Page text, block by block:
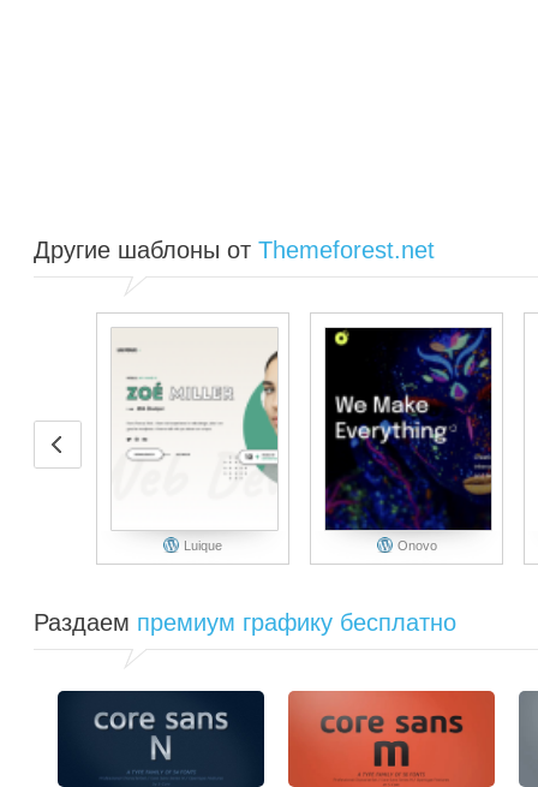
Другие шаблоны от Themeforest.net
Luique Onovo
Раздаем премиум графику бесплатно